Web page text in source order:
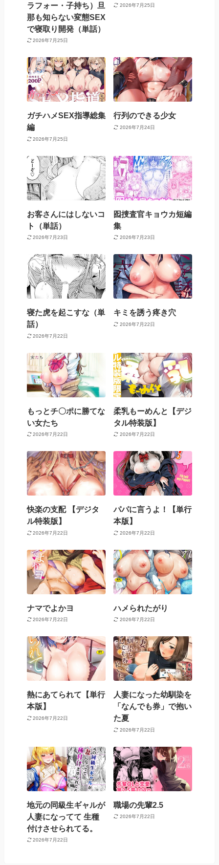
ラフォー・子持ち）旦
那も知らない変態SEX
で寝取り開発（単話）
2026年7月25日
2026年7月25日
ガチハメSEX指導総集
編
2026年7月25日
行列のできる少女
2026年7月24日
お客さんにはしないコ
ト（単話）
2026年7月23日
囮捜査官キョウカ短編
集
2026年7月23日
寝た虎を起こすな（単
話）
2026年7月22日
キミを誘う疼き穴
2026年7月22日
もっとチ〇ポに勝てな
い女たち
2026年7月22日
柔乳もーめんと【デジ
タル特装版】
2026年7月22日
快楽の支配 【デジタ
ル特装版】
2026年7月22日
パパに言うよ！【単行
本版】
2026年7月22日
ナマでよかヨ
2026年7月22日
ハメられたがり
2026年7月22日
熱にあてられて【単行
本版】
2026年7月22日
人妻になった幼馴染を
「なんでも券」で抱い
た夏
2026年7月22日
地元の同級生ギャルが
人妻になってて 生種
付けさせられてる。
2026年7月22日
職場の先輩2.5
2026年7月22日